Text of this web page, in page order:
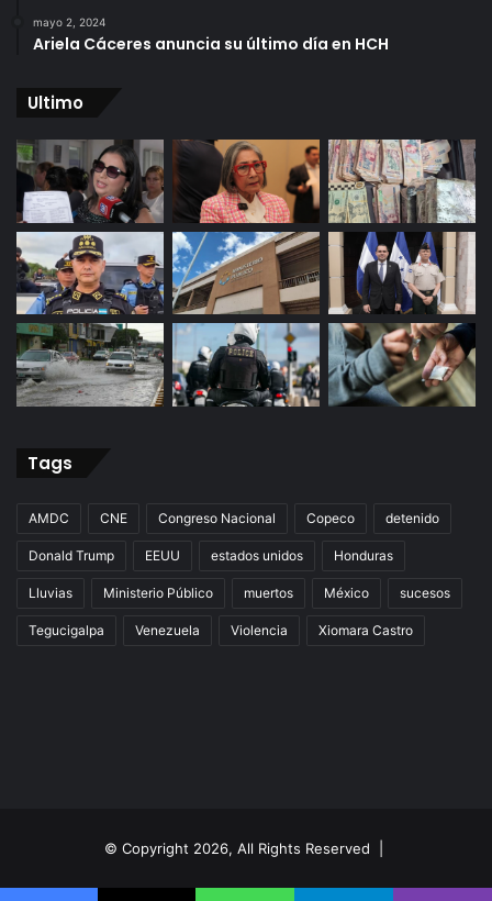
mayo 2, 2024
Ariela Cáceres anuncia su último día en HCH
Ultimo
Tags
AMDC CNE Congreso Nacional Copeco detenido
Donald Trump EEUU estados unidos Honduras
Lluvias Ministerio Público muertos México sucesos
Tegucigalpa Venezuela Violencia Xiomara Castro
© Copyright 2026, All Rights Reserved |